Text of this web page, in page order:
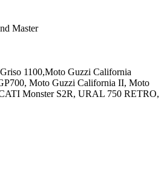
1100,Moto Guzzi California
Moto Guzzi California II, Moto
Monster S2R, URAL 750 RETRO,